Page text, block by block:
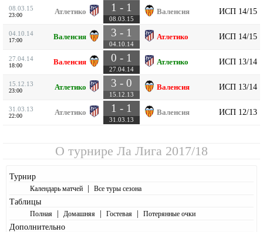
08.03.15
23:00 Атлетико 1 - 1
08.03.15
Валенсия ИСП 14/15
04.10.14
17:00 Валенсия 3 - 1
04.10.14
Атлетико ИСП 14/15
27.04.14
18:00 Валенсия 0 - 1
27.04.14
Атлетико ИСП 13/14
15.12.13
23:00 Атлетико 3 - 0
15.12.13
Валенсия ИСП 13/14
31.03.13
22:00 Атлетико 1 - 1
31.03.13
Валенсия ИСП 12/13
О турнире Ла Лига 2017/18
Турнир
Календарь матчей | Все туры сезона
Таблицы
Полная | Домашняя | Гостевая | Потерянные очки
Дополнительно